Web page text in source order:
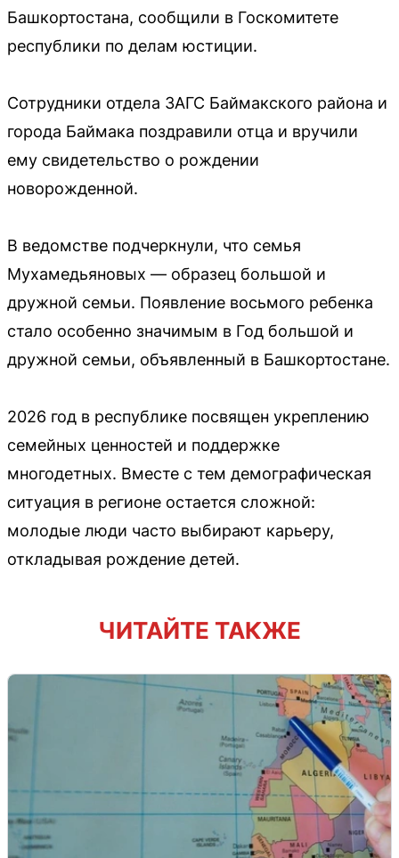
Башкортостана, сообщили в Госкомитете
республики по делам юстиции.
Сотрудники отдела ЗАГС Баймакского района и
города Баймака поздравили отца и вручили
ему свидетельство о рождении
новорожденной.
В ведомстве подчеркнули, что семья
Мухамедьяновых — образец большой и
дружной семьи. Появление восьмого ребенка
стало особенно значимым в Год большой и
дружной семьи, объявленный в Башкортостане.
2026 год в республике посвящен укреплению
семейных ценностей и поддержке
многодетных. Вместе с тем демографическая
ситуация в регионе остается сложной:
молодые люди часто выбирают карьеру,
откладывая рождение детей.
ЧИТАЙТЕ ТАКЖЕ